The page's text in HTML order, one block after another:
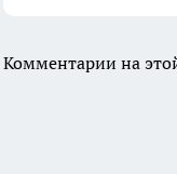
Комментарии на